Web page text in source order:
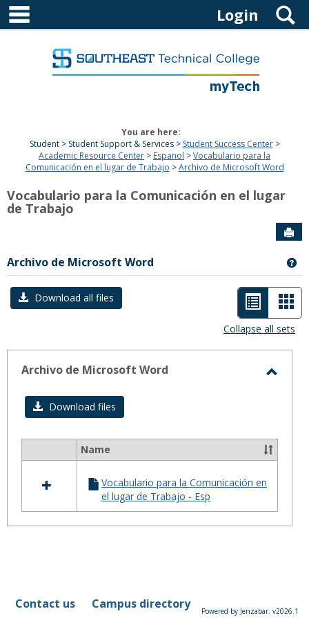
Skip
content
Login
You are here:
Student Student Support & Services
Student Success Center
Academic Resource Center
Espanol
Vocabulario para la
Comunicación en el lugar de Trabajo
Archivo de Microsoft Word
Vocabulario para la Comunicación en el lugar
de Trabajo
Archivo de Microsoft Word
Download all files
List
view
-
selected
Collapse all sets
Archivo de Microsoft Word
Word
Download files
resources
Archivo
de
Name
Vocabulario para la Comunicación en
el lugar de Trabajo - Esp
Contact us Campus directory Powered by Jenzabar. v2026.1